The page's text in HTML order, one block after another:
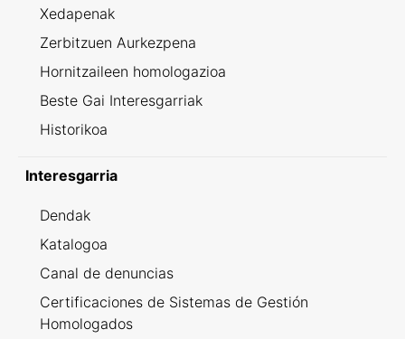
Xedapenak
Zerbitzuen Aurkezpena
Hornitzaileen homologazioa
Beste Gai Interesgarriak
Historikoa
Interesgarria
Dendak
Katalogoa
Canal de denuncias
Certificaciones de Sistemas de Gestión
Homologados